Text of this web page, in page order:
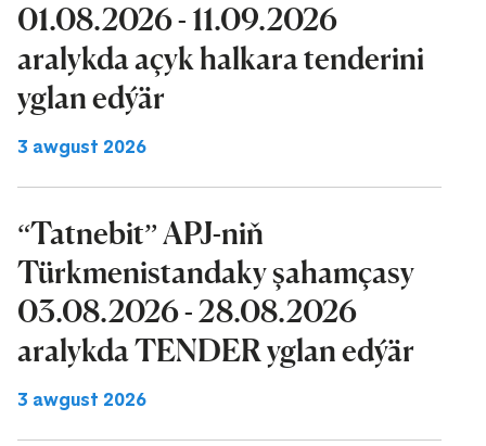
01.08.2026 - 11.09.2026
aralykda açyk halkara tenderini
yglan edýär
3 awgust 2026
“Tatnebit” APJ-niň
Türkmenistandaky şahamçasy
03.08.2026 - 28.08.2026
aralykda TENDER yglan edýär
3 awgust 2026